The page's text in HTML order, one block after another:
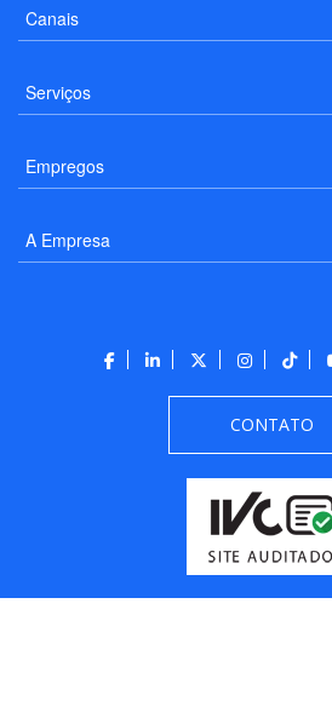
Canais
Serviços
Empregos
A Empresa
CONTATO